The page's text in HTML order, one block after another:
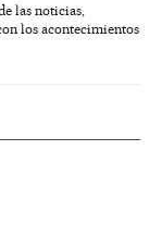
las noticias,
los acontecimientos